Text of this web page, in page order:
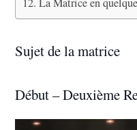
Sujet de la matrice
Début – Deuxième